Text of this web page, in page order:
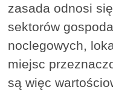
zasada odnosi
sektorów
noclegowych,
miejsc
są więc